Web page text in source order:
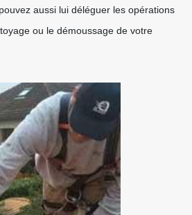
aussi lui déléguer les opérations
ou le démoussage de votre